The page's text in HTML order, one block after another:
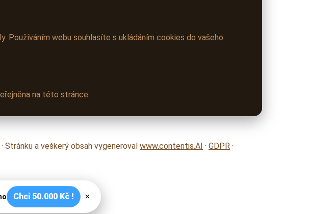
Používáním webu souhlasíte s ukládáním cookies do vašeho
na této stránce.
a veškerý obsah vygeneroval www.contentis.AI · GDPR ·
Chci 50.000 Kč ! ×